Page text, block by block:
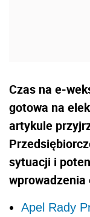
Czas na e-
gotowa na
artykule
sytuacji i
wprowadzenia
Apel Rady